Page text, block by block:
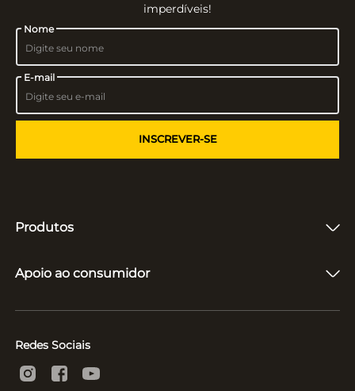
imperdíveis!
Nome
E-mail
INSCREVER-SE
Produtos
Caixas de Som
Vitrolas e Toca-Discos
Apoio ao consumidor
Suporte e Reparo
Políticas
Redes Sociais